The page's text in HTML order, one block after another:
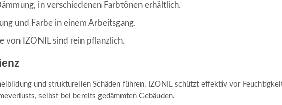
in verschiedenen Farbtönen erhältlich.
und Farbe in einem Arbeitsgang.
von IZONIL sind rein pflanzlich.
und strukturellen Schäden führen. IZONIL schützt effektiv vor
selbst bei bereits gedämmten Gebäuden.